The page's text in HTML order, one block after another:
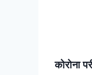
कोरोना